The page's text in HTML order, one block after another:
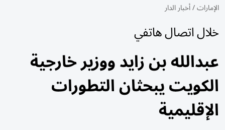
الإمارات/أخبار الدار
خلال اتصال هاتفي
عبدالله بن زايد ووزير خارجية
الكويت يبحثان التطورات
الإقليمية